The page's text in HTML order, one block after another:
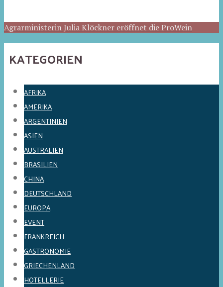
Agrarministerin Julia Klöckner eröffnet die ProWein
KATEGORIEN
AFRIKA
AMERIKA
ARGENTINIEN
ASIEN
AUSTRALIEN
BRASILIEN
CHINA
DEUTSCHLAND
EUROPA
EVENT
FRANKREICH
GASTRONOMIE
GRIECHENLAND
HOTELLERIE